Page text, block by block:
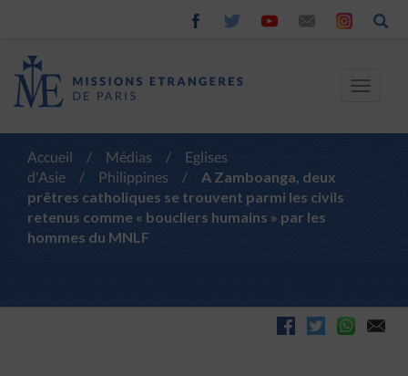
Toggle
Accueil / Médias /
Eglises
d'Asie
/ Philippines /
A Zamboanga, deux
prêtres catholiques se trouvent parmi les civils
retenus comme « boucliers humains » par les
hommes du MNLF